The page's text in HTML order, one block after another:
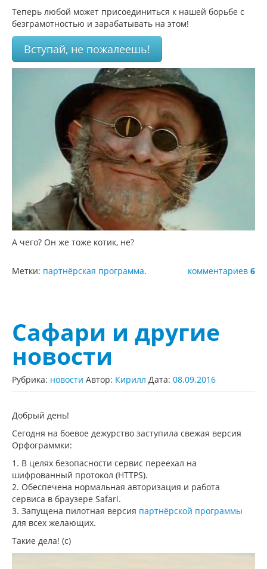
Теперь любой может присоединиться к нашей борьбе с
безграмотностью и зарабатывать на этом!
Вступай, не пожалеешь!
А чего? Он же тоже котик, не?
комментариев 6
Метки: партнёрская программа.
Сафари и другие
новости
Рубрика: новости Автор: Кирилл Дата: 08.09.2016
Добрый день!
Сегодня на боевое дежурство заступила свежая версия
Орфограммки:
1. В целях безопасности сервис переехал на
шифрованный протокол (HTTPS).
2. Обеспечена нормальная авторизация и работа
сервиса в браузере Safari.
3. Запущена пилотная версия партнёрской программы
для всех желающих.
Такие дела! (с)